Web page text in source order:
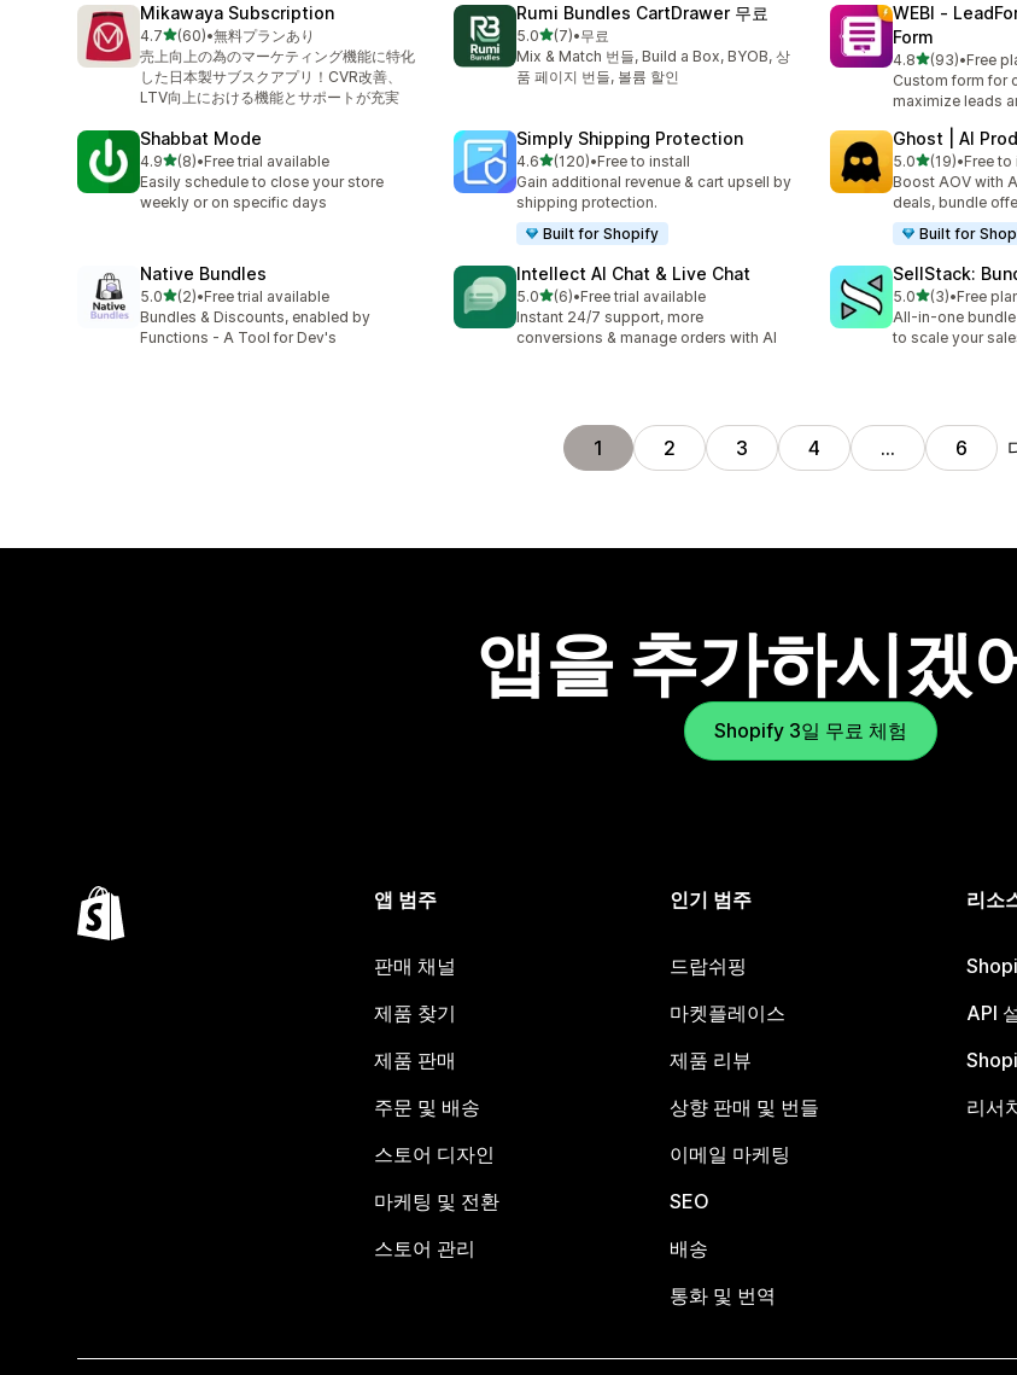
Mikawaya Subscription
4.7별 5개 중
(60)
총 리뷰 60개
•無料プランあり
売上向上の為のマーケティング機能に特化
した日本製サブスクアプリ！CVR改善、
LTV向上における機能とサポートが充実
Rumi Bundles CartDrawer 무료
5.0별 5개 중
(7)
총 리뷰 7개
•무료
Mix & Match 번들, Build a Box, BYOB, 상
품 페이지 번들, 볼륨 할인
WEBI ‑
Form
4.8별 5개 중
(93)
총 리뷰 93개
•Free
Custom form for
maximize leads
Shabbat Mode
4.9별 5개 중
(8)
총 리뷰 8개
•Free trial available
Easily schedule to close your store
weekly or on specific days
Simply Shipping Protection
4.6별 5개 중
(120)
총 리뷰 120개
•Free to install
Gain additional revenue & cart upsell by
shipping protection.
Built for Shopify
Ghost | AI
5.0별 5개 중
(19)
총 리뷰 19개
•Free to
Boost AOV with
deals, bundle
Built for
Native Bundles
5.0별 5개 중
(2)
총 리뷰 2개
•Free trial available
Bundles & Discounts, enabled by
Functions - A Tool for Dev's
Intellect AI Chat & Live Chat
5.0별 5개 중
(6)
총 리뷰 6개
•Free trial available
Instant 24/7 support, more
conversions & manage orders with AI
SellStack:
5.0별 5개 중
(3)
총 리뷰 3개
•Free
All-in-one
to scale your
1 2 3 4 … 6
앱을 추가하시겠
Shopify 3일 무료 체험
앱 범주
판매 채널
제품 찾기
제품 판매
주문 및 배송
스토어 디자인
마케팅 및 전환
스토어 관리
인기 범주
드랍쉬핑
마켓플레이스
제품 리뷰
상향 판매 및 번들
이메일 마케팅
SEO
배송
통화 및 번역
리소
API
리서